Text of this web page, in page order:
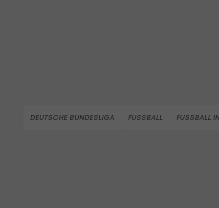
DEUTSCHE BUNDESLIGA FUSSBALL FUSSBALL